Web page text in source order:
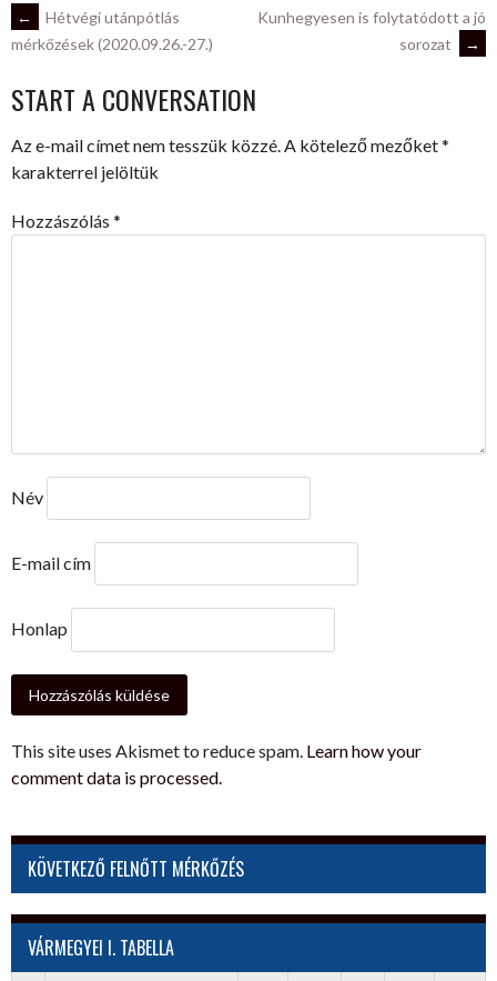
POST
NAVIGATION
←
Hétvégi utánpótlás
mérkőzések (2020.09.26.-27.)
Kunhegyesen is folytatódott a jó
sorozat
→
START A CONVERSATION
Az e-mail címet nem tesszük közzé.A kötelező mezőket*
karakterrel jelöltük
Hozzászólás *
Név
E-mail cím
Honlap
This site uses Akismet to reduce spam. Learn how your
comment data is processed.
KÖVETKEZŐ FELNŐTT MÉRKŐZÉS
VÁRMEGYEI I. TABELLA